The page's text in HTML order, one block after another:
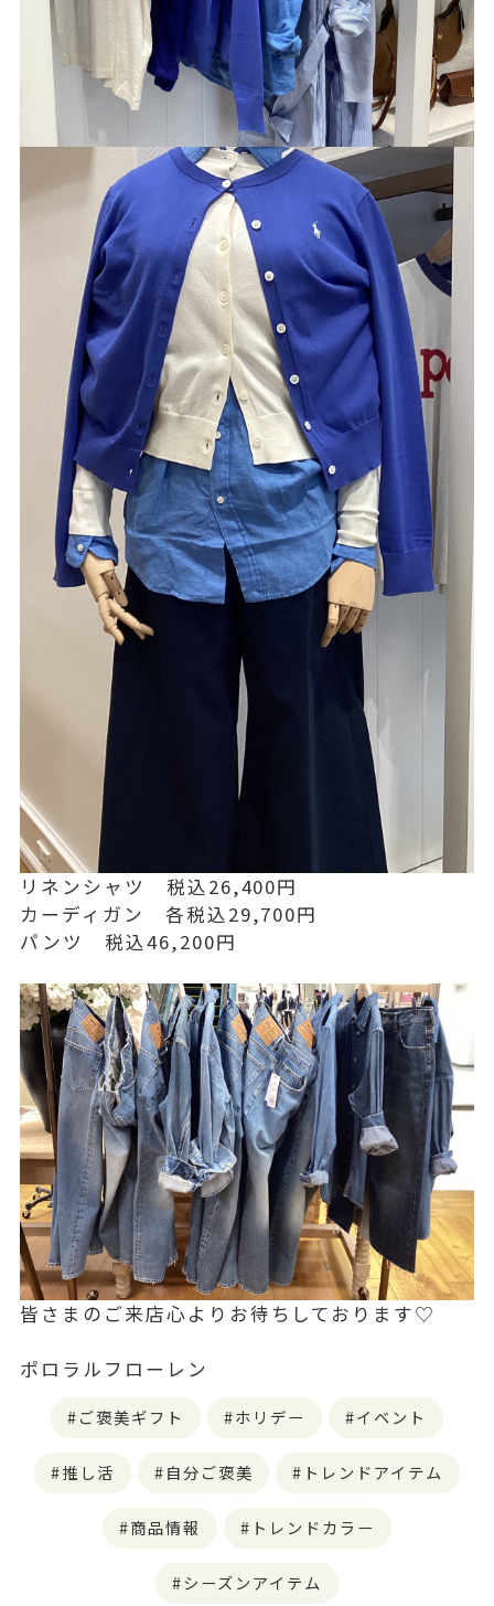
リネンシャツ 税込26,400円
カーディガン 各税込29,700円
パンツ 税込46,200円
皆さまのご来店心よりお待ちしております♡
ポロラルフローレン
ご褒美ギフト ホリデー イベント
推し活 自分ご褒美 トレンドアイテム
商品情報 トレンドカラー
シーズンアイテム